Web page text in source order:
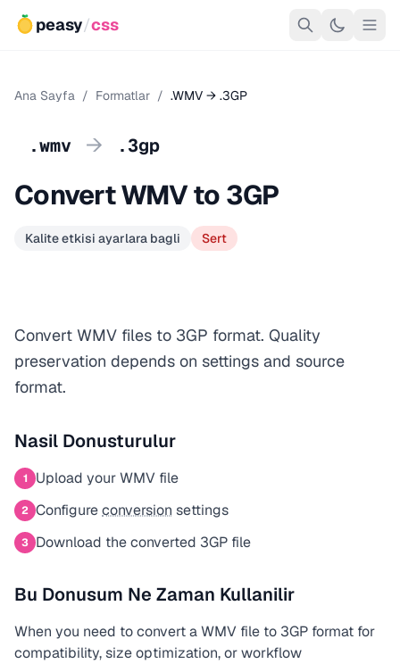
peasy/css
Ana Sayfa / Formatlar / .WMV → .3GP
.wmv → .3gp
Convert WMV to 3GP
Kalite etkisi ayarlara bagli Sert
Convert WMV files to 3GP format. Quality
preservation depends on settings and source
format.
Nasil Donusturulur
1 Upload your WMV file
2 Configureconversion settings
3 Download the converted 3GP file
Bu Donusum Ne Zaman Kullanilir
When you need to convert a WMV file to 3GP format for
compatibility, size optimization, or workflow